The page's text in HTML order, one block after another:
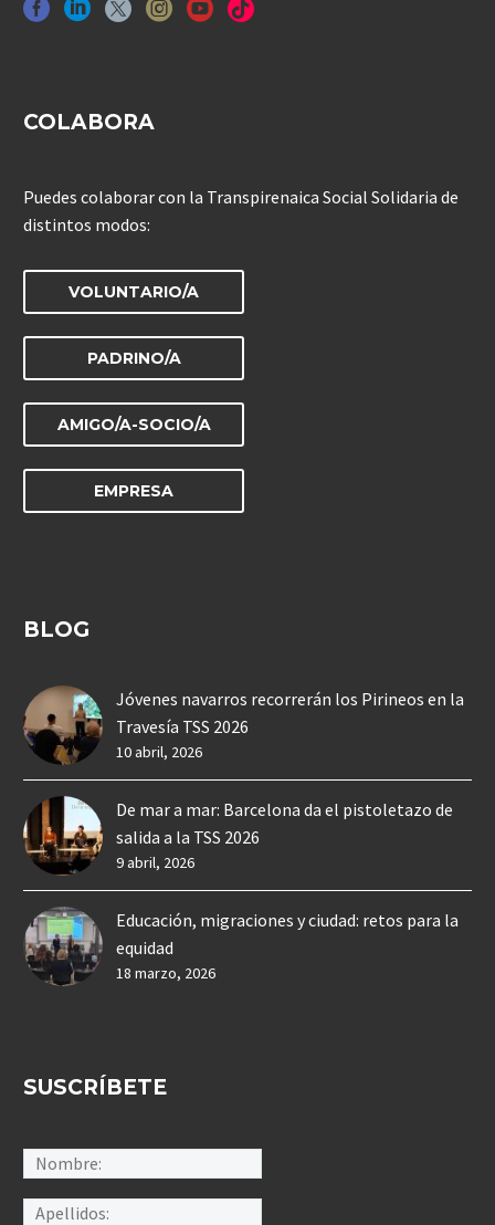
COLABORA
Puedes colaborar con la Transpirenaica Social Solidaria de
distintos modos:
VOLUNTARIO/A
PADRINO/A
AMIGO/A-SOCIO/A
EMPRESA
BLOG
Jóvenes navarros recorrerán los Pirineos en la
Travesía TSS 2026
10 abril, 2026
De mar a mar: Barcelona da el pistoletazo de
salida a la TSS 2026
9 abril, 2026
Educación, migraciones y ciudad: retos para la
equidad
18 marzo, 2026
SUSCRÍBETE